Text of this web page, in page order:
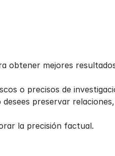
obtener mejores
o precisos de
preservar
la precisión factual.